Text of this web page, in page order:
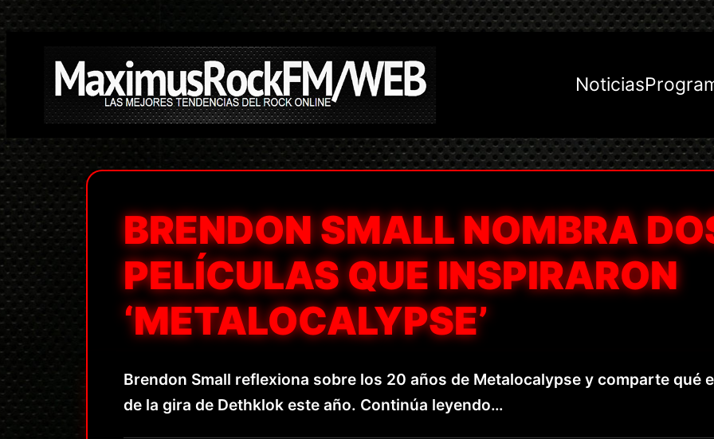
Saltar
contenido
Noticias
BRENDON SMALL NOMBRA
PELÍCULAS QUE INSPIRARON
‘METALOCALYPSE’
Brendon Small reflexiona sobre los 20 años de Metalocalypse y comparte qué
de la gira de Dethklok este año. Continúa leyendo…